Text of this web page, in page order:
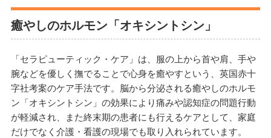
癒やしのホルモン「オキシントシン」
「セラピューティック・ケア」は、服の上から首や肩、手や
腕などを優しく撫でることで心身を癒やすという、英国赤十
字社考案のケア手法です。脳から分泌される癒やしのホルモ
ン「オキシントシン」の効果により痛みや認知症の問題行動
が軽減され、また終末期の患者にも行えるケアとして、家庭
だけでなく介護・看護の現場でも取り入れられています。